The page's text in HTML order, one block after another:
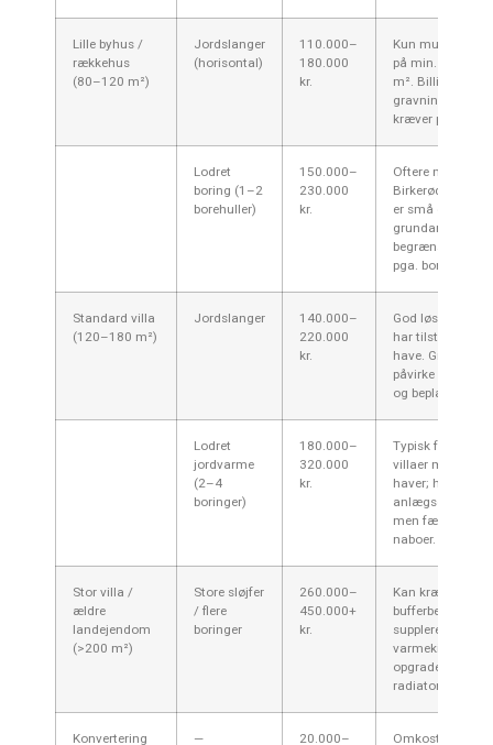
Lille byhus /
rækkehus
(80–120 m²)
Jordslanger
(horisontal)
110.000–
180.000
kr.
Kun muligt ved
på min.
m². Billigere
gravning, men
kræver plads.
Lodret
boring (1–2
borehuller)
150.000–
230.000
kr.
Oftere
Birkerød hvor
er små eller
grundarealet er
begrænset;
pga. boring.
Standard villa
(120–180 m²)
Jordslanger
140.000–
220.000
kr.
God løsning
har tilstrækkelig
have. Gravning
påvirke
og beplantning.
Lodret
jordvarme
(2–4
boringer)
180.000–
320.000
kr.
Typisk for
villaer med
haver; højere
men færre gener
naboer.
Stor villa /
ældre
landejendom
(>200 m²)
Store sløjfer
/ flere
boringer
260.000–
450.000+
kr.
Kan kræve større
bufferbeholder,
supplerende
varmekilde eller
opgradering af
radiatorer.
Konvertering
—
20.000–
Omkostning til